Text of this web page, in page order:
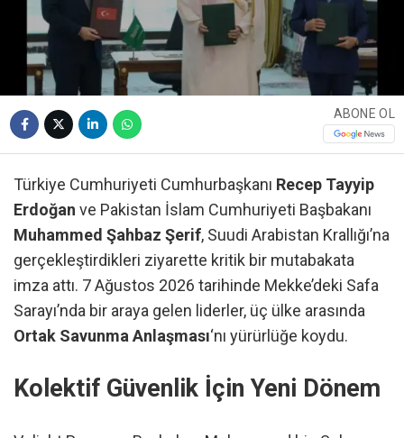
ABONE OL
Türkiye Cumhuriyeti Cumhurbaşkanı Recep Tayyip
Erdoğan ve Pakistan İslam Cumhuriyeti Başbakanı
Muhammed Şahbaz Şerif, Suudi Arabistan Krallığı’na
gerçekleştirdikleri ziyarette kritik bir mutabakata
imza attı. 7 Ağustos 2026 tarihinde Mekke’deki Safa
Sarayı’nda bir araya gelen liderler, üç ülke arasında
Ortak Savunma Anlaşması‘nı yürürlüğe koydu.
Kolektif Güvenlik İçin Yeni Dönem